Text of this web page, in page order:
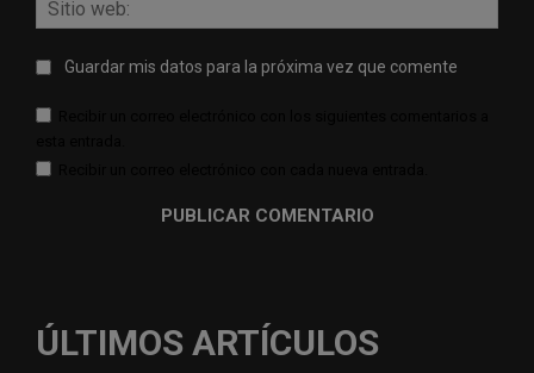
web:
Guardar mis datos para la próxima vez que comente
ÚLTIMOS ARTÍCULOS